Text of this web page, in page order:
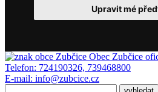
Upravit mé
Obec Zubčice
Telefon: 724190326, 739468800
E-mail: info@zubcice.cz